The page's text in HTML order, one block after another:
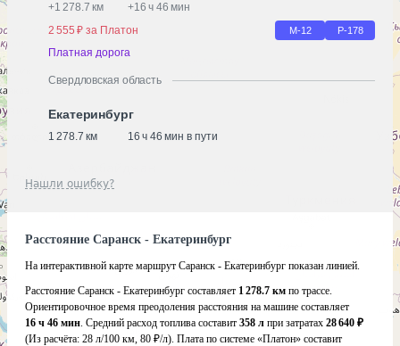
+1 278.7 км +16 ч 46 мин
2 555 ₽ за Платон
М-12 Р-178
Платная дорога
Свердловская область
Екатеринбург
1 278.7 км 16 ч 46 мин в пути
Нашли ошибку?
Расстояние Саранск - Екатеринбург
На интерактивной карте маршрут Саранск - Екатеринбург показан линией.
Расстояние Саранск - Екатеринбург составляет 1 278.7 км по трассе.
Ориентировочное время преодоления расстояния на машине составляет
16 ч 46 мин. Средний расход топлива составит 358 л при затратах 28 640 ₽
(Из расчёта: 28 л/100 км, 80 ₽/л). Плата по системе «Платон» составит